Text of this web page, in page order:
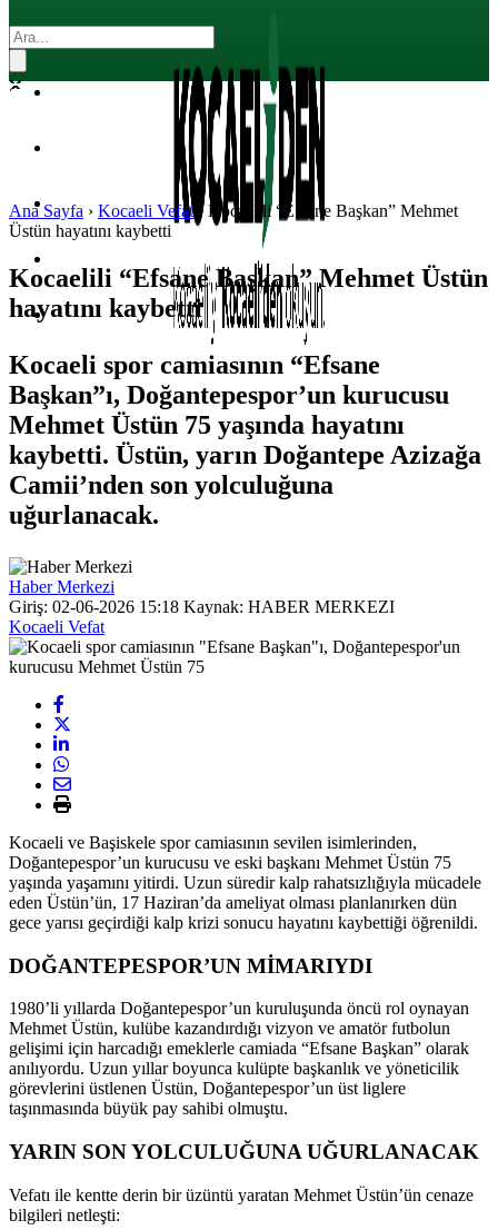
SPOR
SAĞLIK
Ana Sayfa › Kocaeli Vefat ›Kocaelili “Efsane Başkan” Mehmet
Üstün hayatını kaybetti
Kocaelili “Efsane Başkan” Mehmet Üstün
hayatını kaybetti
Kocaeli spor camiasının “Efsane
Başkan”ı, Doğantepespor’un kurucusu
Mehmet Üstün 75 yaşında hayatını
kaybetti. Üstün, yarın Doğantepe Azizağa
Camii’nden son yolculuğuna
uğurlanacak.
Haber Merkezi
Giriş: 02-06-2026 15:18 Kaynak: HABER MERKEZI
Kocaeli Vefat
Kocaeli ve Başiskele spor camiasının sevilen isimlerinden,
Doğantepespor’un kurucusu ve eski başkanı Mehmet Üstün 75
yaşında yaşamını yitirdi. Uzun süredir kalp rahatsızlığıyla mücadele
eden Üstün’ün, 17 Haziran’da ameliyat olması planlanırken dün
gece yarısı geçirdiği kalp krizi sonucu hayatını kaybettiği öğrenildi.
DOĞANTEPESPOR’UN MİMARIYDI
1980’li yıllarda Doğantepespor’un kuruluşunda öncü rol oynayan
Mehmet Üstün, kulübe kazandırdığı vizyon ve amatör futbolun
gelişimi için harcadığı emeklerle camiada “Efsane Başkan” olarak
anılıyordu. Uzun yıllar boyunca kulüpte başkanlık ve yöneticilik
görevlerini üstlenen Üstün, Doğantepespor’un üst liglere
taşınmasında büyük pay sahibi olmuştu.
YARIN SON YOLCULUĞUNA UĞURLANACAK
Vefatı ile kentte derin bir üzüntü yaratan Mehmet Üstün’ün cenaze
bilgileri netleşti: